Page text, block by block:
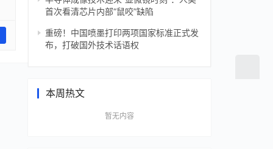
首次看清芯片内部“鼠咬”缺陷
重磅！中国喷墨打印两项国家标准正式发
布，打破国外技术话语权
本周热文
暂无内容